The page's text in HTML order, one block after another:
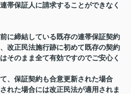
帯保証人に請求することができなく
に締結している既存の連帯保証契約
改正民法施行跡に初めて既存の契約
そのまま全て有効ですのでご安心く
、保証契約も合意更新された場合
れた場合には改正民法が適用されま